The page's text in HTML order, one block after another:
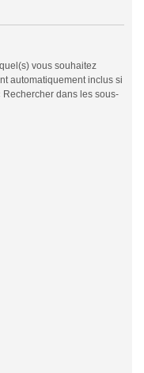
vous souhaitez
automatiquement inclus si
Rechercher dans les sous-